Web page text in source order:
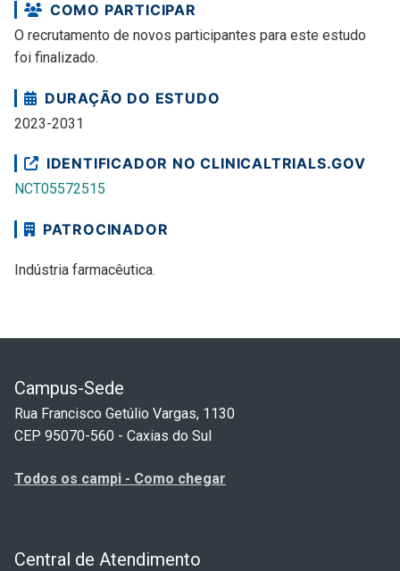
COMO PARTICIPAR
O recrutamento de novos participantes para este estudo
foi finalizado.
DURAÇÃO DO ESTUDO
2023-2031
IDENTIFICADOR NO CLINICALTRIALS.GOV
NCT05572515
PATROCINADOR
Indústria farmacêutica.
Campus-Sede
Rua Francisco Getúlio Vargas, 1130
CEP 95070-560 - Caxias do Sul
Todos os campi - Como chegar
Central de Atendimento